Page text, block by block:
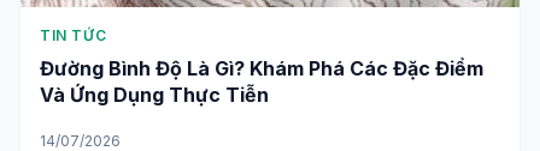
TIN TỨC
Đường Bình Độ Là Gì? Khám Phá Các Đặc Điểm
Và Ứng Dụng Thực Tiễn
14/07/2026